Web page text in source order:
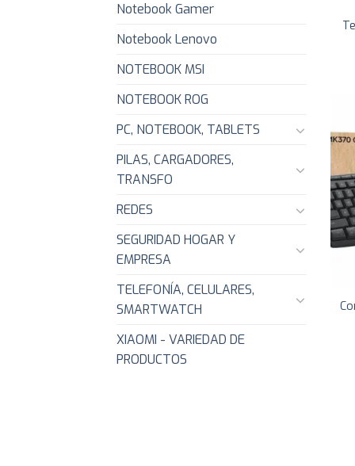
Notebook Gamer
Notebook Lenovo
NOTEBOOK MSI
NOTEBOOK ROG
PC, NOTEBOOK, TABLETS
PILAS, CARGADORES,
TRANSFO
REDES
SEGURIDAD HOGAR Y
EMPRESA
TELEFONÍA, CELULARES,
SMARTWATCH
XIAOMI - VARIEDAD DE
PRODUCTOS